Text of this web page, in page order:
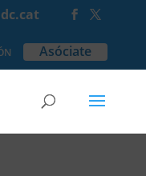
Asóciate